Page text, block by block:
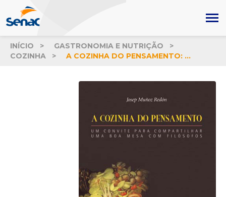
INÍCIO
GASTRONOMIA E NUTRIÇÃO
COZINHA
A COZINHA DO PENSAMENTO: UM CONVITE PARA COMPARTILHAR UMA BOA MESA COM FILÓSOFOS